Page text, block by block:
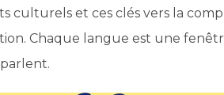
culturels et ces clés vers la
Chaque langue est une